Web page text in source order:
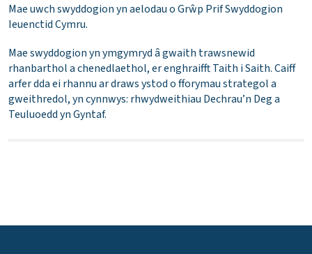
Mae uwch swyddogion yn aelodau o Grŵp Prif Swyddogion
Ieuenctid Cymru.
Mae swyddogion yn ymgymryd â gwaith trawsnewid
rhanbarthol a chenedlaethol, er enghraifft Taith i Saith. Caiff
arfer dda ei rhannu ar draws ystod o fforymau strategol a
gweithredol, yn cynnwys: rhwydweithiau Dechrau’n Deg a
Teuluoedd yn Gyntaf.